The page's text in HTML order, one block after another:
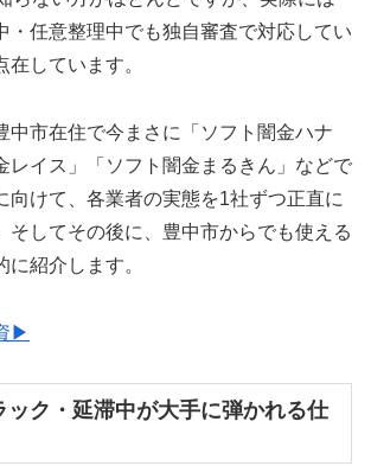
・任意整理中でも独自審査で対応してい
在しています。
中市在住で今まさに「ソフト闇金ハナ
レイス」「ソフト闇金まるきん」などで
向けて、各業者の実態を1社ずつ正直に
そしてその後に、豊中市からでも使える
紹介します。
▶
ック・延滞中が大手に弾かれる仕